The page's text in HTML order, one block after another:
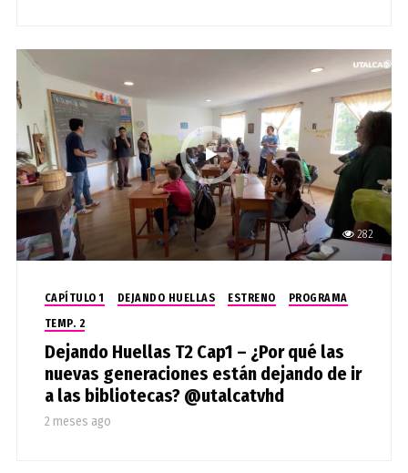
282
CAPÍTULO 1 DEJANDO HUELLAS ESTRENO
PROGRAMA
TEMP. 2
Dejando Huellas T2 Cap1 – ¿Por qué las
nuevas generaciones están dejando de ir
a las bibliotecas? ⁨@utalcatvhd⁩
2 meses ago